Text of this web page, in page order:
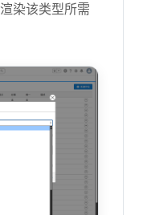
染该类型所需